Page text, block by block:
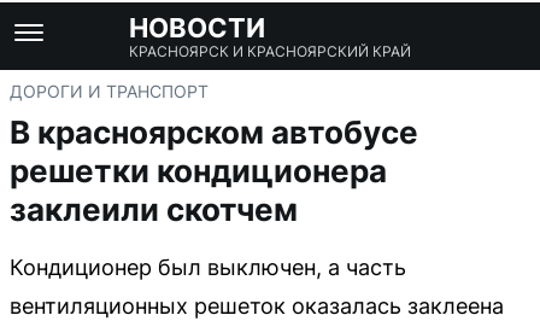
НОВОСТИ
КРАСНОЯРСК И КРАСНОЯРСКИЙ КРАЙ
ДОРОГИ И ТРАНСПОРТ
В красноярском автобусе
решетки кондиционера
заклеили скотчем
Кондиционер был выключен, а часть
вентиляционных решеток оказалась заклеена